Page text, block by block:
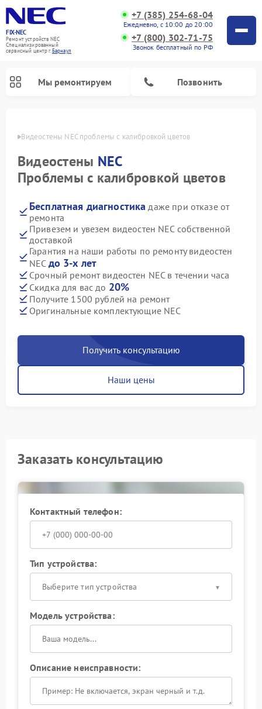
FIX-NEC
Ремонт устройств NEC
Специализированный
cервисный центр г.Барнаул
+7 (385) 254-68-04
Ежедневно, с 10:00 до 20:00
+7 (800) 302-71-75
Звонок бесплатный по РФ
Мы ремонтируем Позвонить
Видеостены NEC проблемы с калибровкой цветов
Видеостены NEC
Проблемы с калибровкой цветов
Бесплатная диагностика даже при отказе от
ремонта
Привезем и увезем видеостен NEC собственной
доставкой
Гарантия на наши работы по ремонту видеостен
NEC до 3-х лет
Срочный ремонт видеостен NEC в течении часа
Скидка для вас до 20%
Получите 1500 рублей на ремонт
Оригинальные комплектующие NEC
Получить консультацию
Наши цены
Заказать консультацию
Контактный телефон:
Тип устройства:
Выберите тип устройства
Модель устройства:
Описание неисправности: